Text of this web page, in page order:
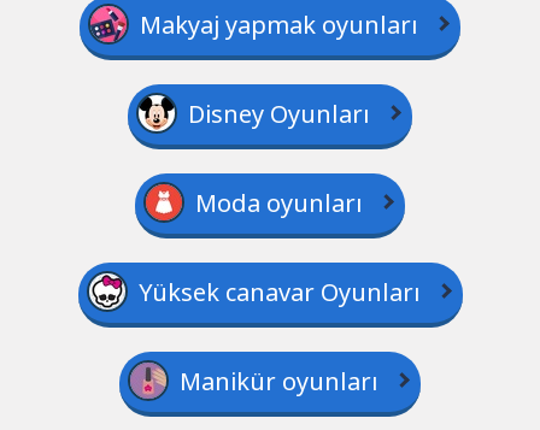
Makyaj yapmak oyunları
Disney Oyunları
Moda oyunları
Yüksek canavar Oyunları
Manikür oyunları